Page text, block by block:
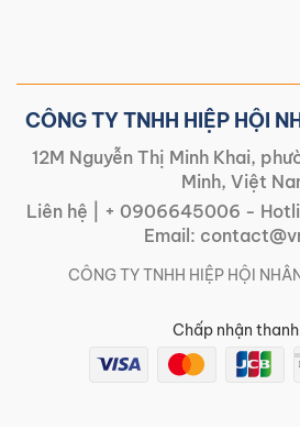
CÔNG TY TNHH HIỆP HỘI
12M Nguyễn Thị Minh Khai,
Minh, Việt
Liên hệ |
+ 0906645006 -
Email:
CÔNG TY TNHH HIỆP HỘI
Chấp nhận